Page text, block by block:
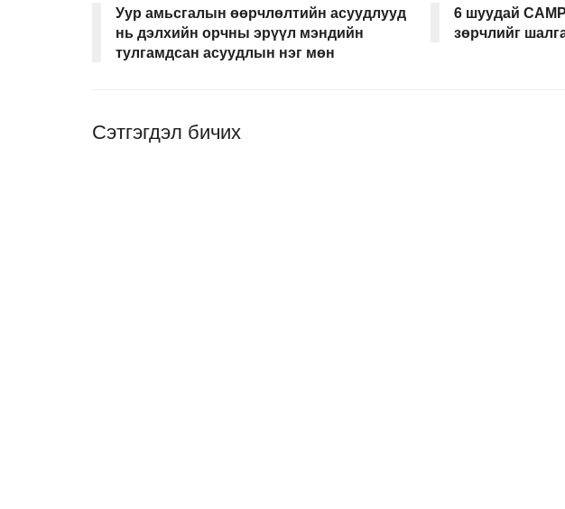
Уур амьсгалын өөрчлөлтийн асуудлууд
нь дэлхийн орчны эрүүл мэндийн
тулгамдсан асуудлын нэг мөн
6 шуудай
зөрчлийг
Сэтгэгдэл бичих